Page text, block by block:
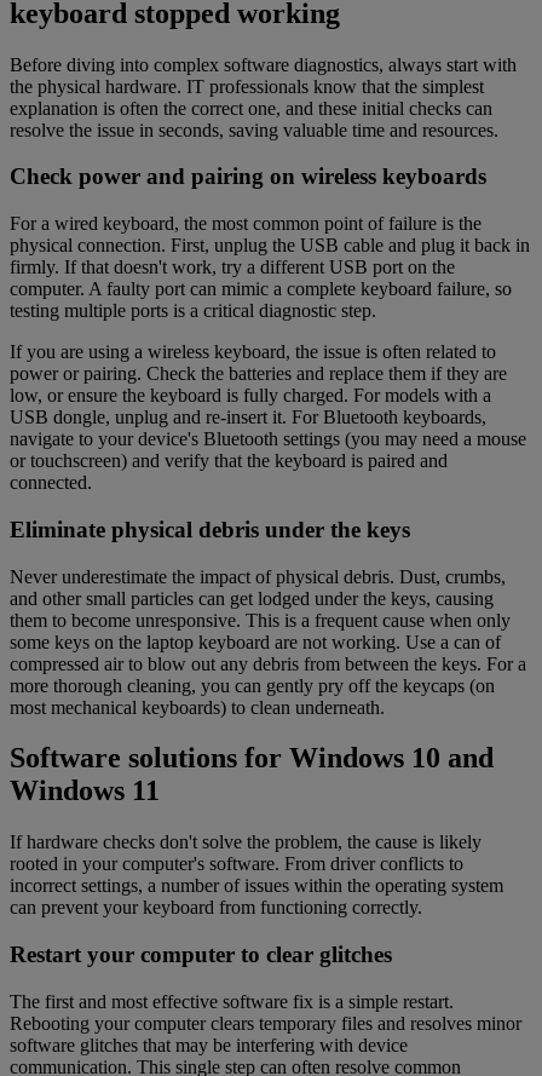
keyboard stopped working
Before diving into complex software diagnostics, always start with
the physical hardware. IT professionals know that the simplest
explanation is often the correct one, and these initial checks can
resolve the issue in seconds, saving valuable time and resources.
Check power and pairing on wireless keyboards
For a wired keyboard, the most common point of failure is the
physical connection. First, unplug the USB cable and plug it back in
firmly. If that doesn't work, try a different USB port on the
computer. A faulty port can mimic a complete keyboard failure, so
testing multiple ports is a critical diagnostic step.
If you are using a wireless keyboard, the issue is often related to
power or pairing. Check the batteries and replace them if they are
low, or ensure the keyboard is fully charged. For models with a
USB dongle, unplug and re-insert it. For Bluetooth keyboards,
navigate to your device's Bluetooth settings (you may need a mouse
or touchscreen) and verify that the keyboard is paired and
connected.
Eliminate physical debris under the keys
Never underestimate the impact of physical debris. Dust, crumbs,
and other small particles can get lodged under the keys, causing
them to become unresponsive. This is a frequent cause when only
some keys on the laptop keyboard are not working. Use a can of
compressed air to blow out any debris from between the keys. For a
more thorough cleaning, you can gently pry off the keycaps (on
most mechanical keyboards) to clean underneath.
Software solutions for Windows 10 and
Windows 11
If hardware checks don't solve the problem, the cause is likely
rooted in your computer's software. From driver conflicts to
incorrect settings, a number of issues within the operating system
can prevent your keyboard from functioning correctly.
Restart your computer to clear glitches
The first and most effective software fix is a simple restart.
Rebooting your computer clears temporary files and resolves minor
software glitches that may be interfering with device
communication. This single step can often resolve common